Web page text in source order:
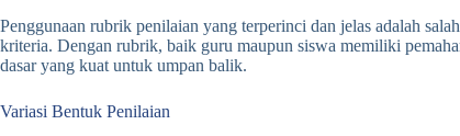
Penggunaan rubrik penilaian yang terperinci dan jelas adalah
kriteria. Dengan rubrik, baik guru maupun siswa memiliki
dasar yang kuat untuk umpan balik.
Variasi Bentuk Penilaian